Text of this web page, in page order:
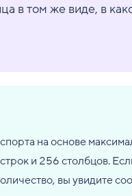
в том же виде, в
на основе
и 256 столбцов.
вы увидите